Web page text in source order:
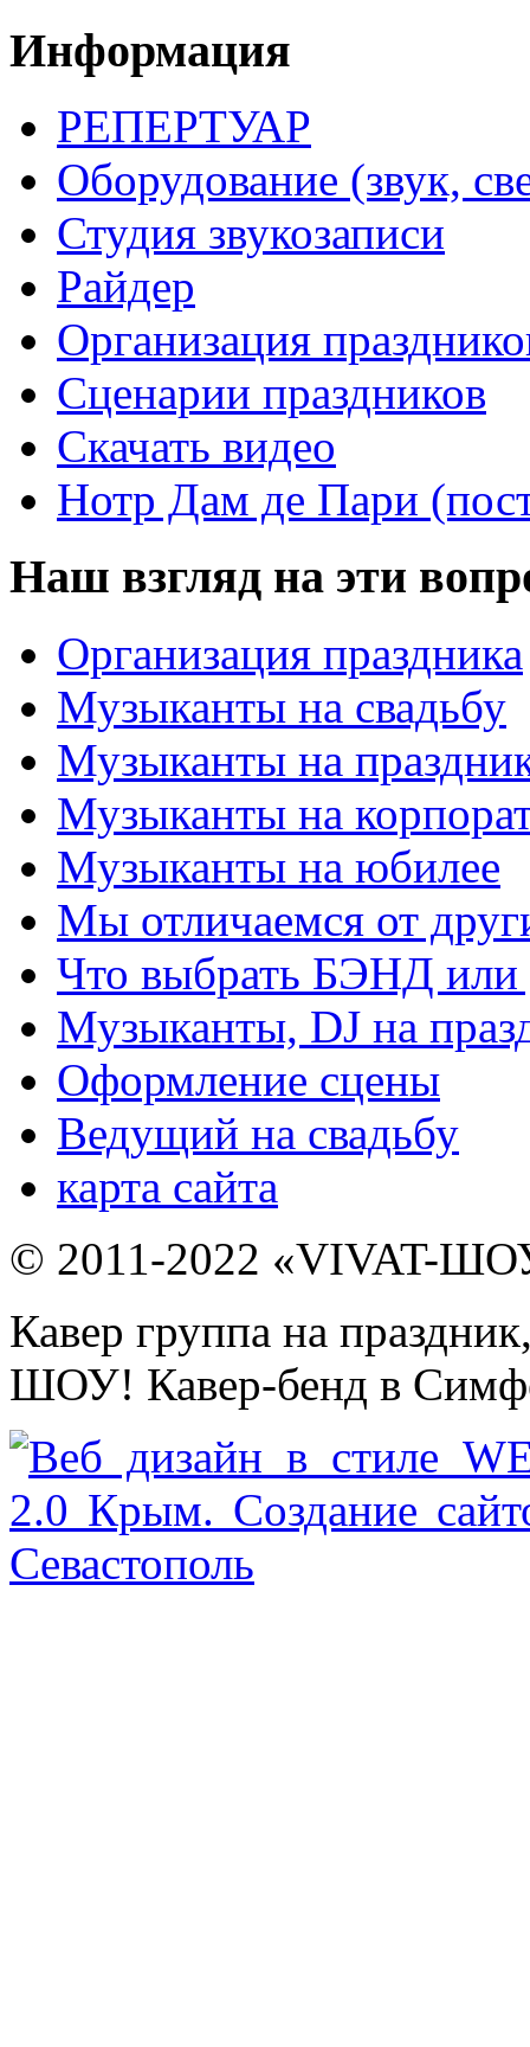
Информация
РЕПЕРТУАР
Оборудование (звук,
Студия звукозаписи
Райдер
Организация
Сценарии праздников
Скачать видео
Нотр Дам де Пари
Наш взгляд на эти
Организация праздника
Музыканты на свадьбу
Музыканты на
Музыканты на
Музыканты на юбилее
Мы отличаемся от
Что выбрать БЭНД
Музыканты, DJ на
Оформление сцены
Ведущий на свадьбу
карта сайта
© 2011-2022 «VIVAT-
Кавер группа на
ШОУ! Кавер-бенд в